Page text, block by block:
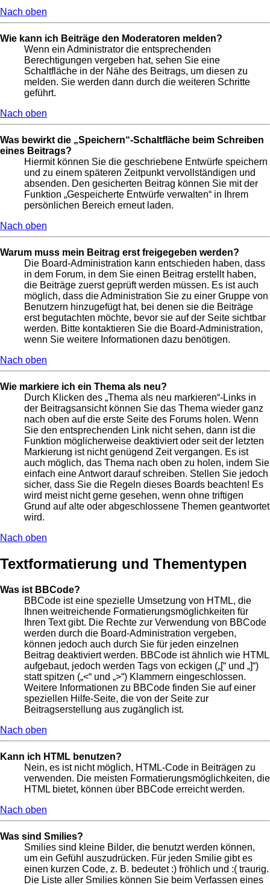
Nach oben
Wie kann ich Beiträge den Moderatoren melden?
Wenn ein Administrator die entsprechenden
Berechtigungen vergeben hat, sehen Sie eine
Schaltfläche in der Nähe des Beitrags, um diesen zu
melden. Sie werden dann durch die weiteren Schritte
geführt.
Nach oben
Was bewirkt die „Speichern“-Schaltfläche beim Schreiben
eines Beitrags?
Hiermit können Sie die geschriebene Entwürfe speichern
und zu einem späteren Zeitpunkt vervollständigen und
absenden. Den gesicherten Beitrag können Sie mit der
Funktion „Gespeicherte Entwürfe verwalten“ in Ihrem
persönlichen Bereich erneut laden.
Nach oben
Warum muss mein Beitrag erst freigegeben werden?
Die Board-Administration kann entschieden haben, dass
in dem Forum, in dem Sie einen Beitrag erstellt haben,
die Beiträge zuerst geprüft werden müssen. Es ist auch
möglich, dass die Administration Sie zu einer Gruppe von
Benutzern hinzugefügt hat, bei denen sie die Beiträge
erst begutachten möchte, bevor sie auf der Seite sichtbar
werden. Bitte kontaktieren Sie die Board-Administration,
wenn Sie weitere Informationen dazu benötigen.
Nach oben
Wie markiere ich ein Thema als neu?
Durch Klicken des „Thema als neu markieren“-Links in
der Beitragsansicht können Sie das Thema wieder ganz
nach oben auf die erste Seite des Forums holen. Wenn
Sie den entsprechenden Link nicht sehen, dann ist die
Funktion möglicherweise deaktiviert oder seit der letzten
Markierung ist nicht genügend Zeit vergangen. Es ist
auch möglich, das Thema nach oben zu holen, indem Sie
einfach eine Antwort darauf schreiben. Stellen Sie jedoch
sicher, dass Sie die Regeln dieses Boards beachten! Es
wird meist nicht gerne gesehen, wenn ohne triftigen
Grund auf alte oder abgeschlossene Themen geantwortet
wird.
Nach oben
Textformatierung und Thementypen
Was ist BBCode?
BBCode ist eine spezielle Umsetzung von HTML, die
Ihnen weitreichende Formatierungsmöglichkeiten für
Ihren Text gibt. Die Rechte zur Verwendung von BBCode
werden durch die Board-Administration vergeben,
können jedoch auch durch Sie für jeden einzelnen
Beitrag deaktiviert werden. BBCode ist ähnlich wie HTML
aufgebaut, jedoch werden Tags von eckigen („[“ und „]“)
statt spitzen („<“ und „>“) Klammern eingeschlossen.
Weitere Informationen zu BBCode finden Sie auf einer
speziellen Hilfe-Seite, die von der Seite zur
Beitragserstellung aus zugänglich ist.
Nach oben
Kann ich HTML benutzen?
Nein, es ist nicht möglich, HTML-Code in Beiträgen zu
verwenden. Die meisten Formatierungsmöglichkeiten, die
HTML bietet, können über BBCode erreicht werden.
Nach oben
Was sind Smilies?
Smilies sind kleine Bilder, die benutzt werden können,
um ein Gefühl auszudrücken. Für jeden Smilie gibt es
einen kurzen Code, z. B. bedeutet :) fröhlich und :( traurig.
Die Liste aller Smilies können Sie beim Verfassen eines